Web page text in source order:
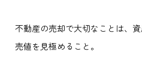
不動産の売却で大切なことは、
売値を見極めること。